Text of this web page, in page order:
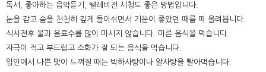
독서, 좋아하는 음악듣기, 텔레비전 시청도 좋은 방법입니다.
눈을 감고 숨을 천천히 깊게 들이쉬면서 기분이 좋았던 때를 떠 올려봅니다.
식사전후 물과 음료수를 많이 마시지 않습니다. 마른 음식을 먹습니다.
자극이 적고 부드럽고 소화가 잘 되는 음식을 먹습니다.
입안에서 나쁜 맛이 느껴질 때는 박하사탕이나 알사탕을 빨아먹습니다.